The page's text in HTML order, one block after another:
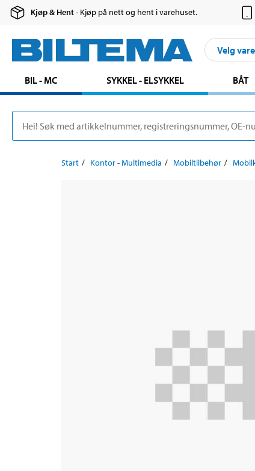
Kjøp & Hent- Kjøp på nett og hent i varehuset.
Velg
BIL - MC SYKKEL - ELSYKKEL BÅT
Start Kontor - Multimedia Mobiltilbehør